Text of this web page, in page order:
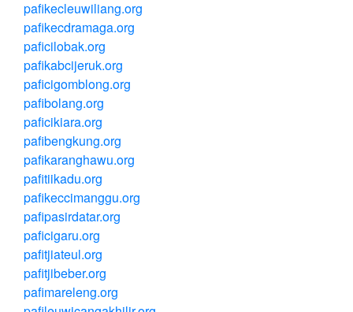
pafikecleuwiliang.org
pafikecdramaga.org
paficilobak.org
pafikabcijeruk.org
paficigomblong.org
pafibolang.org
paficikiara.org
pafibengkung.org
pafikaranghawu.org
pafitiikadu.org
pafikeccimanggu.org
pafipasirdatar.org
paficigaru.org
pafitjiateul.org
pafitjibeber.org
pafimareleng.org